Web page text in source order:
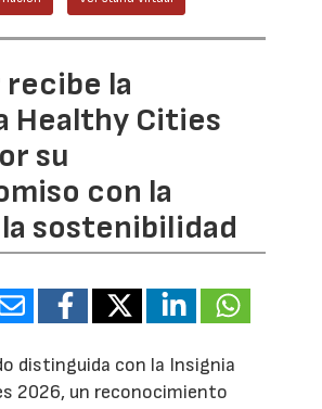
la
Healthy Cities
su
con la
sostenibilidad
distinguida con la Insignia
2026, un reconocimiento